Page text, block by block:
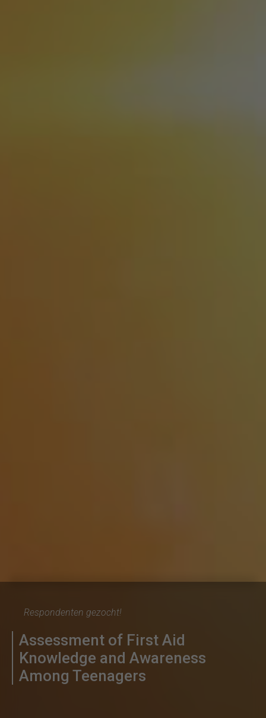
Respondenten gezocht!
Assessment of First Aid
Knowledge and Awareness
Among Teenagers